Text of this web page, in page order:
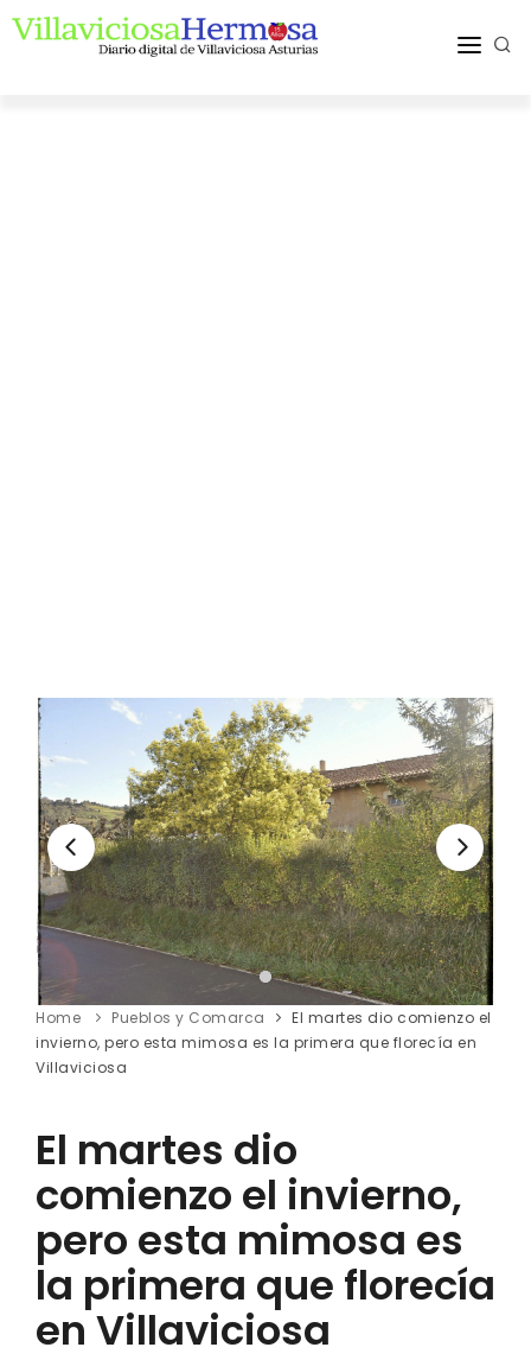
Home Pueblos y Comarca
El martes dio comienzo el
invierno, pero esta mimosa es la primera que florecía en
Villaviciosa
El martes dio
comienzo el invierno,
pero esta mimosa es
la primera que florecía
en Villaviciosa